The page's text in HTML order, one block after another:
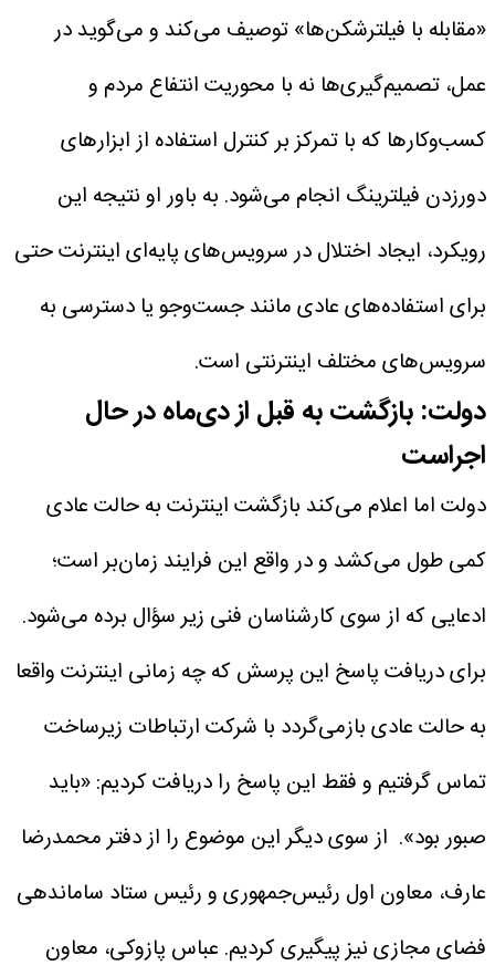
«مقابله با فیلترشکن‌ها» توصیف می‌کند و می‌گوید در
عمل، تصمیم‌گیری‌ها نه با محوریت انتفاع مردم و
کسب‌وکارها که با تمرکز بر کنترل استفاده از ابزارهای
دورزدن فیلترینگ انجام می‌شود. به باور او نتیجه این
رویکرد، ایجاد اختلال در سرویس‌های پایه‌ای اینترنت حتی
برای استفاده‌های عادی مانند جست‌وجو یا دسترسی به
سرویس‌های مختلف اینترنتی است.
دولت: بازگشت به قبل از دی‌ماه در حال
اجراست
دولت اما اعلام می‌کند بازگشت اینترنت به حالت عادی
کمی طول می‌کشد و در واقع این فرایند زمان‌بر است؛
ادعایی که از سوی کارشناسان فنی زیر سؤال برده می‌شود.
برای دریافت پاسخ این پرسش که چه زمانی اینترنت واقعا
به حالت عادی بازمی‌گردد با شرکت ارتباطات زیرساخت
تماس گرفتیم و فقط این پاسخ را دریافت کردیم: «باید
صبور بود». از سوی دیگر این موضوع را از دفتر محمدرضا
عارف، معاون اول رئیس‌جمهوری و رئیس ستاد ساماندهی
فضای مجازی نیز پیگیری کردیم. عباس پازوکی، معاون